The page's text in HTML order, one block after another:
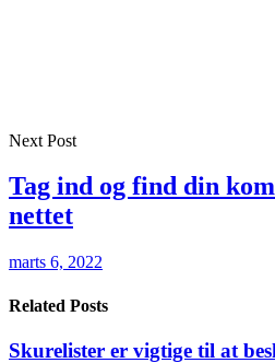
Next Post
Tag ind og find din
nettet
marts 6, 2022
Related Posts
Skurelister er vigtige til at